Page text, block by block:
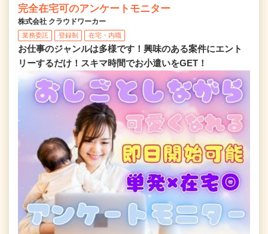
完全在宅可のアンケートモニター
株式会社 クラウドワーカー
業務委託 登録制 在宅・内職
お仕事のジャンルは多様です！興味のある案件にエント
リーするだけ！スキマ時間でお小遣いをGET！